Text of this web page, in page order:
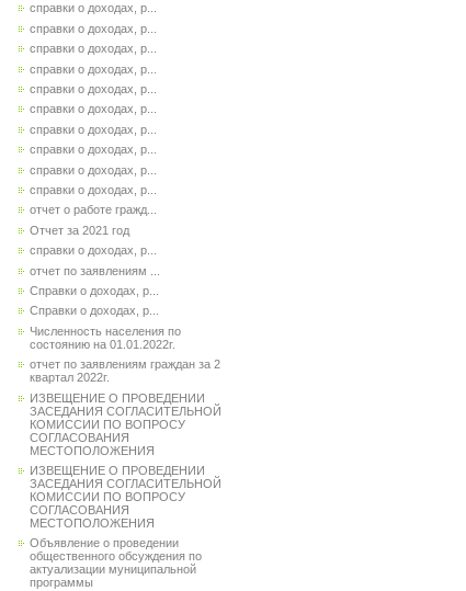
справки о доходах, р...
справки о доходах, р...
справки о доходах, р...
справки о доходах, р...
справки о доходах, р...
справки о доходах, р...
справки о доходах, р...
справки о доходах, р...
справки о доходах, р...
справки о доходах, р...
отчет о работе гражд...
Отчет за 2021 год
справки о доходах, р...
отчет по заявлениям ...
Справки о доходах, р...
Справки о доходах, р...
Численность населения по
состоянию на 01.01.2022г.
отчет по заявлениям граждан за 2
квартал 2022г.
ИЗВЕЩЕНИЕ О ПРОВЕДЕНИИ
ЗАСЕДАНИЯ СОГЛАСИТЕЛЬНОЙ
КОМИССИИ ПО ВОПРОСУ
СОГЛАСОВАНИЯ
МЕСТОПОЛОЖЕНИЯ
ИЗВЕЩЕНИЕ О ПРОВЕДЕНИИ
ЗАСЕДАНИЯ СОГЛАСИТЕЛЬНОЙ
КОМИССИИ ПО ВОПРОСУ
СОГЛАСОВАНИЯ
МЕСТОПОЛОЖЕНИЯ
Объявление о проведении
общественного обсуждения по
актуализации муниципальной
программы